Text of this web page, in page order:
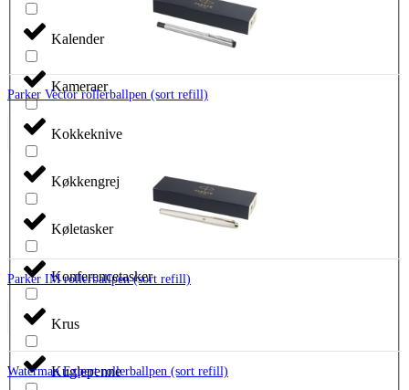
Kalender
Kameraer
Kokkeknive
Køkkengrej
Køletasker
Konferencetasker
Krus
Kuglepenne
Parker Vector rollerballpen (sort refill)
Parker IM rollerballpen (sort refill)
Waterman Expert rollerballpen (sort refill)